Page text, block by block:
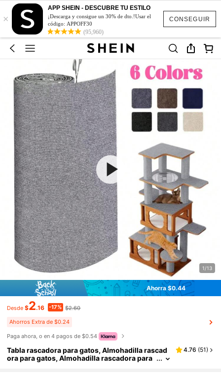
CONSEGUIR
×
APP SHEIN - DESCUBRE TU ESTILO
¡Descarga y consigue un 30% de dto.!Usar el
código: APPOFF30
(95,960)
1/13
Ahorra $0.44
Desde $2.16 -17% $2.60
Ahorros Extra de $0.24
Paga ahora, o en 4 pagos de $0.54
Tabla rascadora para gatos, Almohadilla rascad
ora para gatos, Almohadilla rascadora para
4.76 (51)